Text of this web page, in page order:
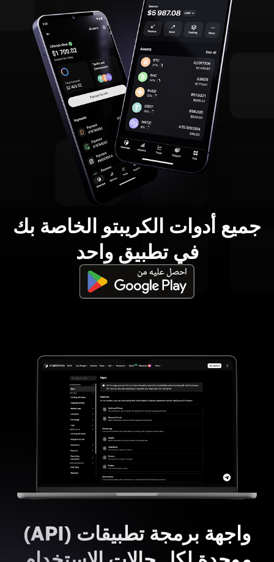
جميع أدوات الكريبتو الخاصة بك
في تطبيق واحد
واجهة برمجة تطبيقات (API)